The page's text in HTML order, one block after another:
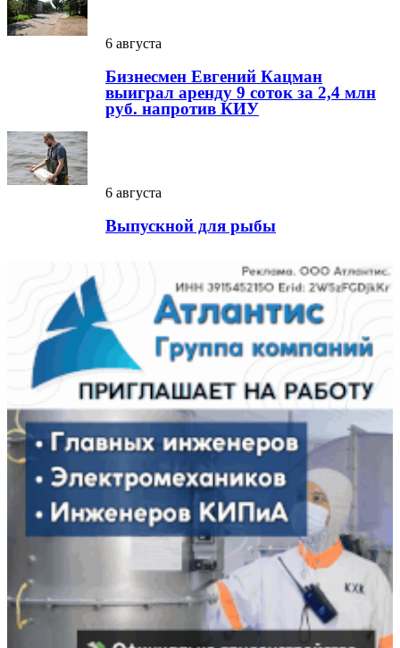
6 августа
Бизнесмен Евгений Кацман
выиграл аренду 9 соток за 2,4 млн
руб. напротив КИУ
6 августа
Выпускной для рыбы